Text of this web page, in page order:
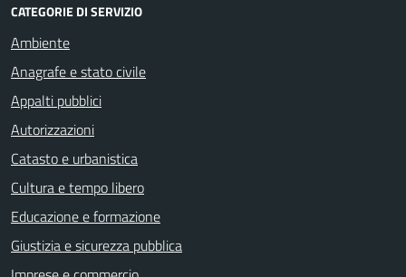
CATEGORIE DI SERVIZIO
Ambiente
Anagrafe e stato civile
Appalti pubblici
Autorizzazioni
Catasto e urbanistica
Cultura e tempo libero
Educazione e formazione
Giustizia e sicurezza pubblica